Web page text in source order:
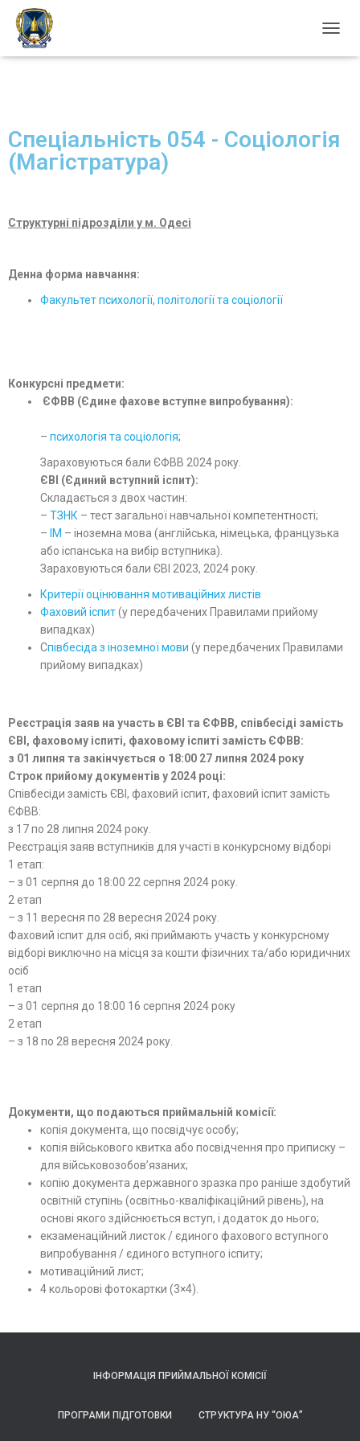
Е
У
Спеціальність 054 - Соціологія
(Магістратура)
Структурні підрозділи у м. Одесі
Денна форма навчання:
Факультет психології, політології та соціології
Конкурсні предмети:
ЄФВВ (Єдине фахове вступне випробування):
– психологія та соціологія;
Зараховуються бали ЄФВВ 2024 року.
ЄВІ (Єдиний вступний іспит):
Складається з двох частин:
– ТЗНК – тест загальної навчальної компетентності;
– ІМ – іноземна мова (англійська, німецька, французька
або іспанська на вибір вступника).
Зараховуються бали ЄВІ 2023, 2024 року.
Критерії оцінювання мотиваційних листів
Фаховий іспит(у передбачених Правилами прийому
випадках)
Cпівбесіда з іноземної мови (у передбачених Правилами
прийому випадках)
Реєстрація заяв на участь в ЄВІ та ЄФВВ, співбесіді замість
ЄВІ, фаховому іспиті, фаховому іспиті замість ЄФВВ:
з 01 липня та закінчується о 18:00 27 липня 2024 року
Строк прийому документів у 2024 році:
Співбесіди замість ЄВІ, фаховий іспит, фаховий іспит замість
ЄФВВ:
з 17 по 28 липня 2024 року.
Реєстрація заяв вступників для участі в конкурсному відборі
1 етап:
– з 01 серпня до 18:00 22 серпня 2024 року.
2 етап
– з 11 вересня по 28 вересня 2024 року.
Фаховий іспит для осіб, які приймають участь у конкурсному
відборі виключно на місця за кошти фізичних та/або юридичних
осіб
1 етап
– з 01 серпня до 18:00 16 серпня 2024 року
2 етап
– з 18 по 28 вересня 2024 року.
Документи, що подаються приймальній комісії:
копія документа, що посвідчує особу;
копія військового квитка або посвідчення про приписку –
для військовозобов’язаних;
копію документа державного зразка про раніше здобутий
освітній ступінь (освітньо-кваліфікаційний рівень), на
основі якого здійснюється вступ, і додаток до нього;
екзаменаційний листок / єдиного фахового вступного
випробування / єдиного вступного іспиту;
мотиваційний лист;
4 кольорові фотокартки (3×4).
ІНФОРМАЦІЯ ПРИЙМАЛЬНОЇ КОМІСІЇ
ПРОГРАМИ ПІДГОТОВКИ СТРУКТУРА НУ “ОЮА”